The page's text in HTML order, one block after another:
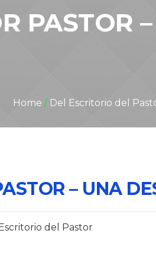
PASTOR
Home / Del Escritorio del
– UNA
del Pastor